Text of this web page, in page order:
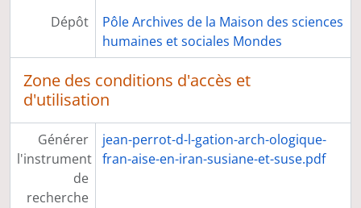
Dépôt
Pôle Archives de la Maison des sciences
humaines et sociales Mondes
Zone des conditions d'accès et
d'utilisation
Générer
l'instrument
de
recherche
jean-perrot-d-l-gation-arch-ologique-
fran-aise-en-iran-susiane-et-suse.pdf